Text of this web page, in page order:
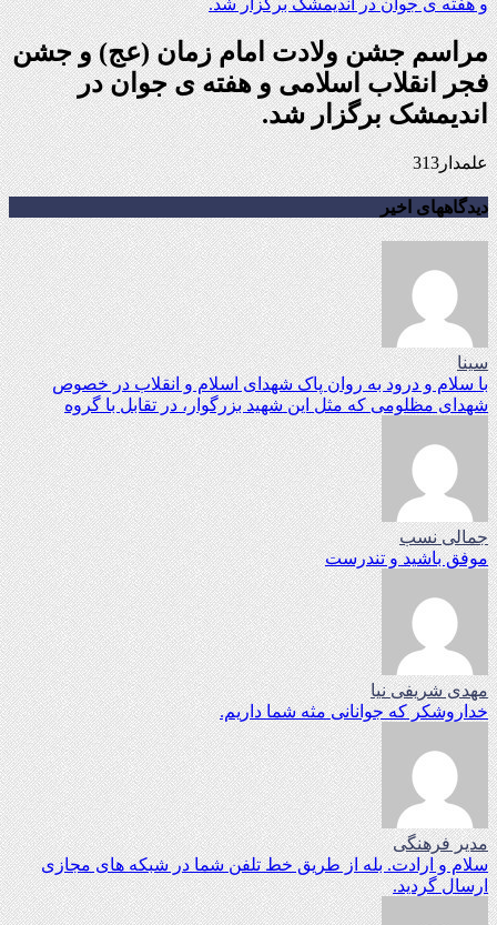
مراسم جشن ولادت امام زمان (عج) و جشن
فجر انقلاب اسلامی و هفته ی جوان در
اندیمشک برگزار شد.
علمدار313
دیدگاههای اخیر
سینا
با سلام و درود به روان پاک شهدای اسلام و انقلاب در خصوص
شهدای مظلومی که مثل این شهید بزرگوار، در تقابل با گروه
جمالی نسب
موفق باشید و تندرست
مهدی شریفی نیا
خداروشکر که جوانانی مثه شما داریم.
مدیر فرهنگی
سلام و ارادت. بله از طریق خط تلفن شما در شبکه های مجازی
ارسال گردید.